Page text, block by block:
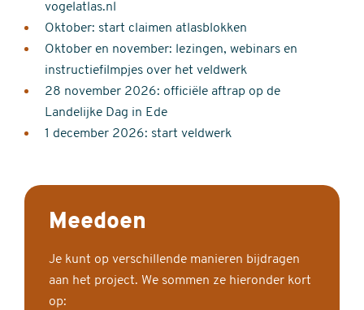
vogelatlas.nl
Oktober: start claimen atlasblokken
Oktober en november: lezingen, webinars en
instructiefilmpjes over het veldwerk
28 november 2026: officiële aftrap op de
Landelijke Dag in Ede
1 december 2026: start veldwerk
Meedoen
Je kunt op verschillende manieren bijdragen
aan het project. We sommen ze hieronder kort
op: